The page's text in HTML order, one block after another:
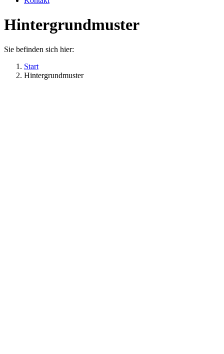
Hintergrundmuster
Sie befinden sich hier:
Start
Hintergrundmuster